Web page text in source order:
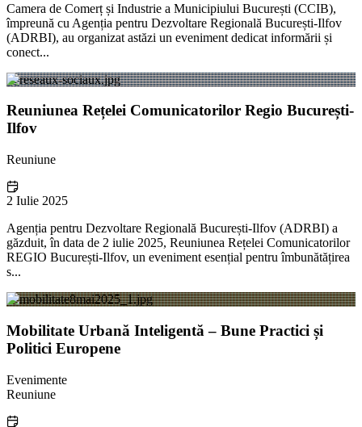
Camera de Comerț și Industrie a Municipiului București (CCIB),
împreună cu Agenția pentru Dezvoltare Regională București-Ilfov
(ADRBI), au organizat astăzi un eveniment dedicat informării și
conect...
Reuniunea Rețelei Comunicatorilor Regio București-
Ilfov
Reuniune
2 Iulie 2025
Agenția pentru Dezvoltare Regională București-Ilfov (ADRBI) a
găzduit, în data de 2 iulie 2025, Reuniunea Rețelei Comunicatorilor
REGIO București-Ilfov, un eveniment esențial pentru îmbunătățirea
s...
Mobilitate Urbană Inteligentă – Bune Practici și
Politici Europene
Evenimente
Reuniune